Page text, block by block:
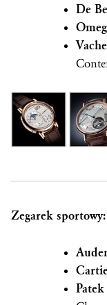
De
Zegarek sportowy: